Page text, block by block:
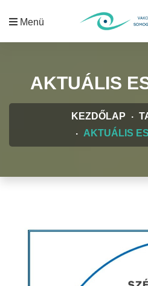
Menü
AKTUÁLIS
KEZDŐLAP
AKTUÁLIS